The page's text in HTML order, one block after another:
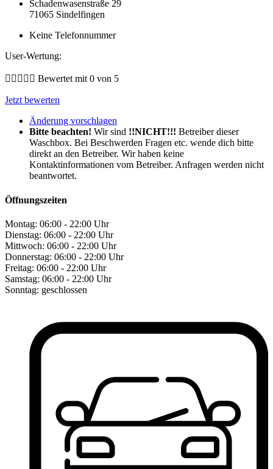
Schadenwasenstraße 29
71065 Sindelfingen
Keine Telefonnummer
User-Wertung:
     Bewertet mit 0 von 5
Jetzt bewerten
Änderung vorschlagen
Bitte beachten! Wir sind !!NICHT!!! Betreiber dieser
Waschbox. Bei Beschwerden Fragen etc. wende dich bitte
direkt an den Betreiber. Wir haben keine
Kontaktinformationen vom Betreiber. Anfragen werden nicht
beantwortet.
Öffnungszeiten
Montag: 06:00 - 22:00 Uhr
Dienstag: 06:00 - 22:00 Uhr
Mittwoch: 06:00 - 22:00 Uhr
Donnerstag: 06:00 - 22:00 Uhr
Freitag: 06:00 - 22:00 Uhr
Samstag: 06:00 - 22:00 Uhr
Sonntag: geschlossen